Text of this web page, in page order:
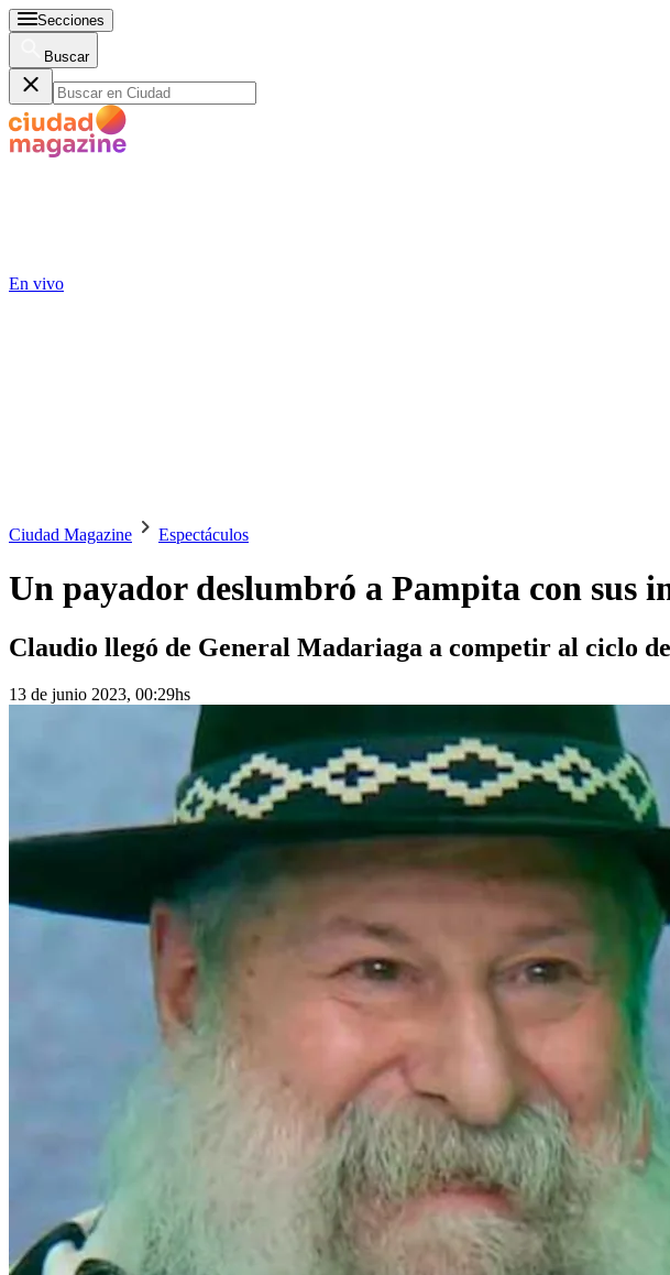
Secciones
Buscar
En vivo
Ciudad Magazine Espectáculos
Un payador deslumbró a Pampita con sus
Claudio llegó de General Madariaga a competir al ciclo
13 de junio 2023, 00:29hs